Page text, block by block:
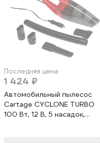
Последняя цена
1 424 ₽
Автомобильный пылесос
Cartage CYCLONE TURBO
100 Вт, 12 В, 5 насадок,